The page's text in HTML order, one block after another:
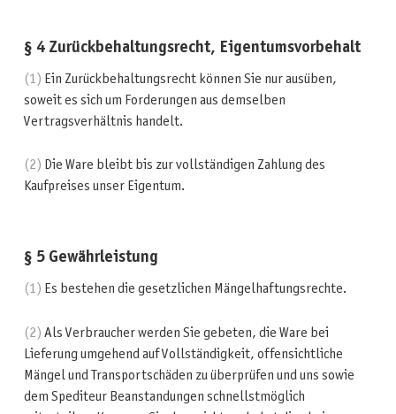
§ 4 Zurückbehaltungsrecht, Eigentumsvorbehalt
(1) Ein Zurückbehaltungsrecht können Sie nur ausüben,
soweit es sich um Forderungen aus demselben
Vertragsverhältnis handelt.
(2) Die Ware bleibt bis zur vollständigen Zahlung des
Kaufpreises unser Eigentum.
§ 5 Gewährleistung
(1) Es bestehen die gesetzlichen Mängelhaftungsrechte.
(2) Als Verbraucher werden Sie gebeten, die Ware bei
Lieferung umgehend auf Vollständigkeit, offensichtliche
Mängel und Transportschäden zu überprüfen und uns sowie
dem Spediteur Beanstandungen schnellstmöglich